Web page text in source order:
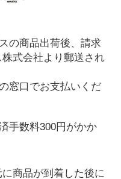
の商品出荷後、請求
式会社より郵送され
窓口でお支払いくだ
手数料300円がかか
商品が到着した後に